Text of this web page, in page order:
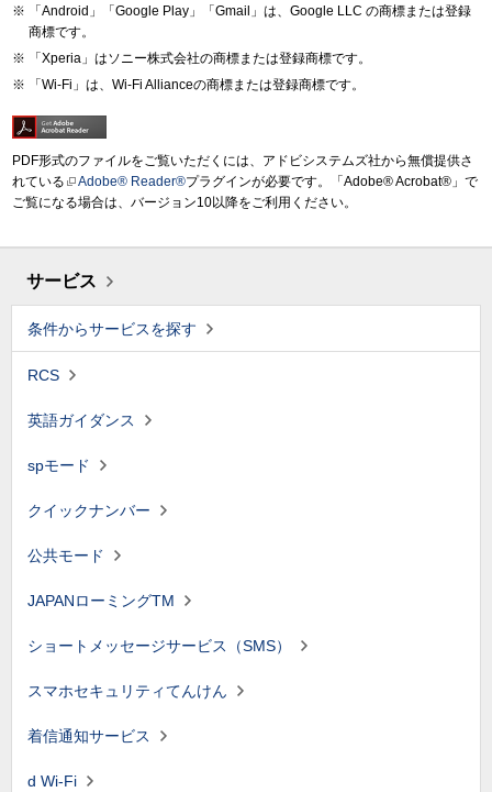
「Android」「Google Play」「Gmail」は、Google LLC の商標または登録
商標です。
「Xperia」はソニー株式会社の商標または登録商標です。
「Wi-Fi」は、Wi-Fi Allianceの商標または登録商標です。
PDF形式のファイルをご覧いただくには、アドビシステムズ社から無償提供さ
れている
Adobe® Reader®プラグインが必要です。「Adobe® Acrobat®」で
ご覧になる場合は、バージョン10以降をご利用ください。
サービス
条件からサービスを探す
RCS
英語ガイダンス
spモード
クイックナンバー
公共モード
JAPANローミングTM
ショートメッセージサービス（SMS）
スマホセキュリティてんけん
着信通知サービス
d Wi-Fi